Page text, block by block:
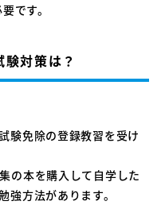
です。
対策は？
験免除の登録教習を受け
の本を購入して自学した
強方法があります。